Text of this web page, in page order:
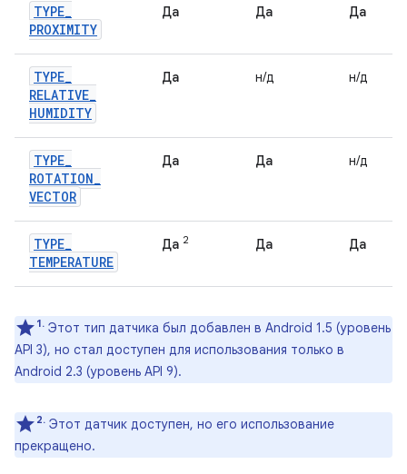
TYPE_
PROXIMITY
Да Да Да
TYPE_
RELATIVE_
HUMIDITY
Да н/д н/д
TYPE_
ROTATION_
VECTOR
Да Да н/д
TYPE_
TEMPERATURE
Да 2 Да Да
1. Этот тип датчика был добавлен в Android 1.5 (уровень
API 3), но стал доступен для использования только в
Android 2.3 (уровень API 9).
2. Этот датчик доступен, но его использование
прекращено.